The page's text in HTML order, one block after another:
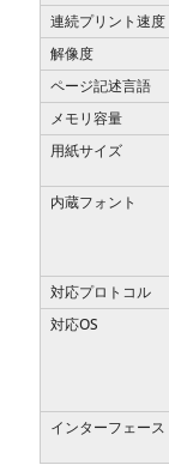
連続プリント速度
解像度
ページ記述言語
メモリ容量
用紙サイズ
内蔵フォント
対応プロトコル
対応OS
インターフェース